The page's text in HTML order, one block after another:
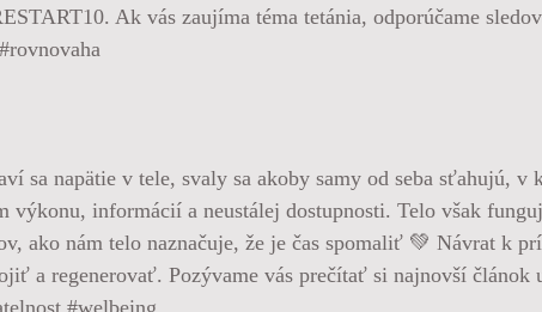
Ak vás zaujíma téma tetánia, odporúčame